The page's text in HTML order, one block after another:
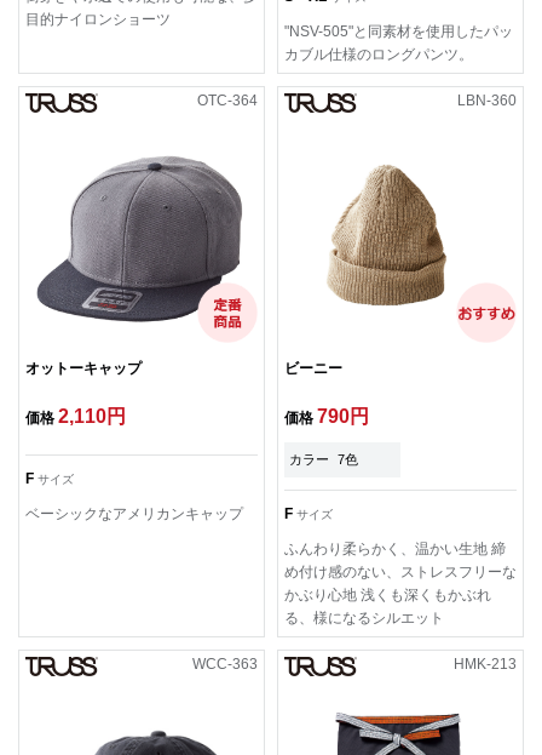
目的ナイロンショーツ
"NSV-505"と同素材を使用したパッ
カブル仕様のロングパンツ。
OTC-364
オットーキャップ
価格 2,110円
F サイズ
ベーシックなアメリカンキャップ
LBN-360
ビーニー
価格 790円
カラー 7色
F サイズ
ふんわり柔らかく、温かい生地 締
め付け感のない、ストレスフリーな
かぶり心地 浅くも深くもかぶれ
る、様になるシルエット
WCC-363 HMK-213